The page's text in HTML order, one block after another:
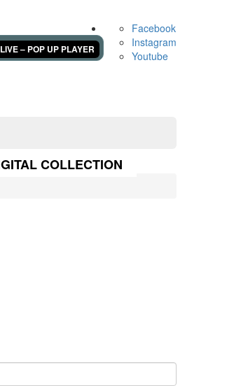
LIVE – POP UP PLAYER
Facebook
Instagram
Youtube
COLLECTION